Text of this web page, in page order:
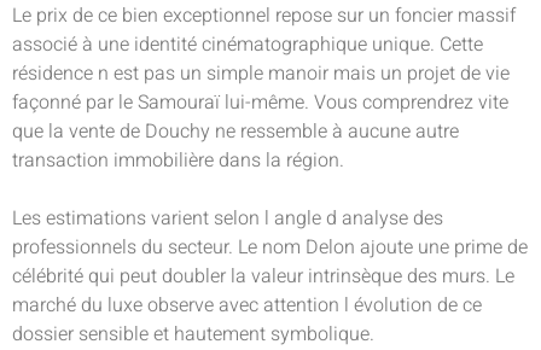
Le prix de ce bien exceptionnel repose sur un foncier massif
associé à une identité cinématographique unique. Cette
résidence n est pas un simple manoir mais un projet de vie
façonné par le Samouraï lui-même. Vous comprendrez vite
que la vente de Douchy ne ressemble à aucune autre
transaction immobilière dans la région.
Les estimations varient selon l angle d analyse des
professionnels du secteur. Le nom Delon ajoute une prime de
célébrité qui peut doubler la valeur intrinsèque des murs. Le
marché du luxe observe avec attention l évolution de ce
dossier sensible et hautement symbolique.